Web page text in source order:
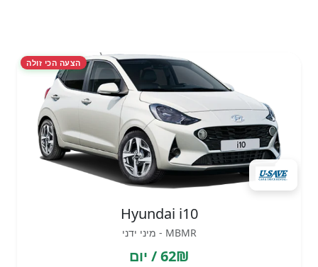
הצעה הכי זולה
Hyundai i10
MBMR - מיני ידני
62₪ / יום